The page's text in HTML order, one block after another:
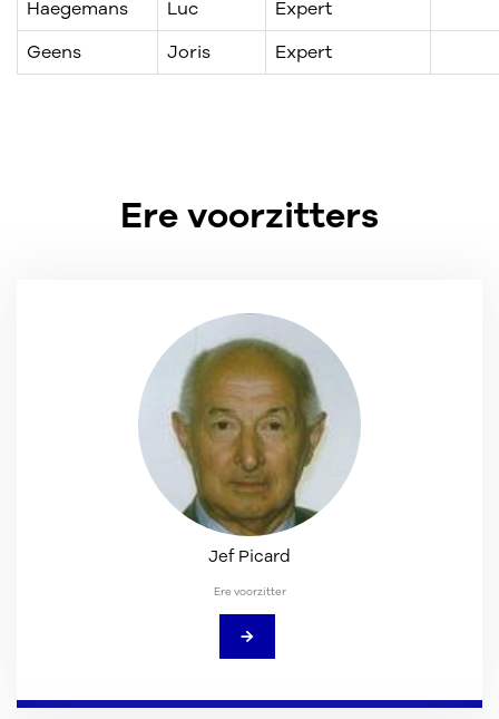
Haegemans Luc
Expert
Geens
Joris Expert
Ere voorzitters
Jef Picard
Ere voorzitter
→